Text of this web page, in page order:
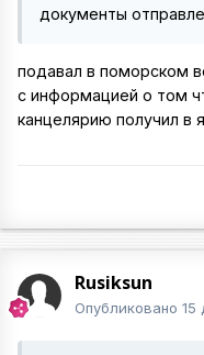
документы
подавал в поморском
с информацией о том
канцелярию получил в
Rusiksun
Опубликовано 15